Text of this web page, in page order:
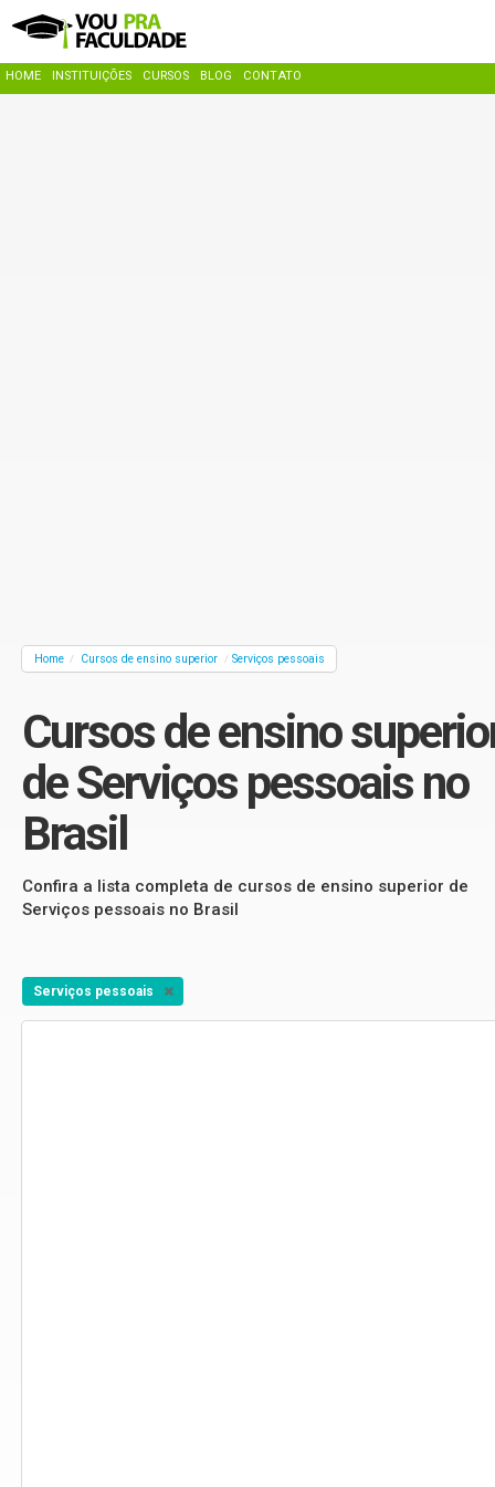
HOME INSTITUIÇÕES CURSOS BLOG CONTATO
Home / Cursos de ensino superior / Serviços pessoais
Cursos de ensino
de Serviços pessoais no
Brasil
Confira a lista completa de cursos de ensino superior de
Serviços pessoais no Brasil
Serviços pessoais